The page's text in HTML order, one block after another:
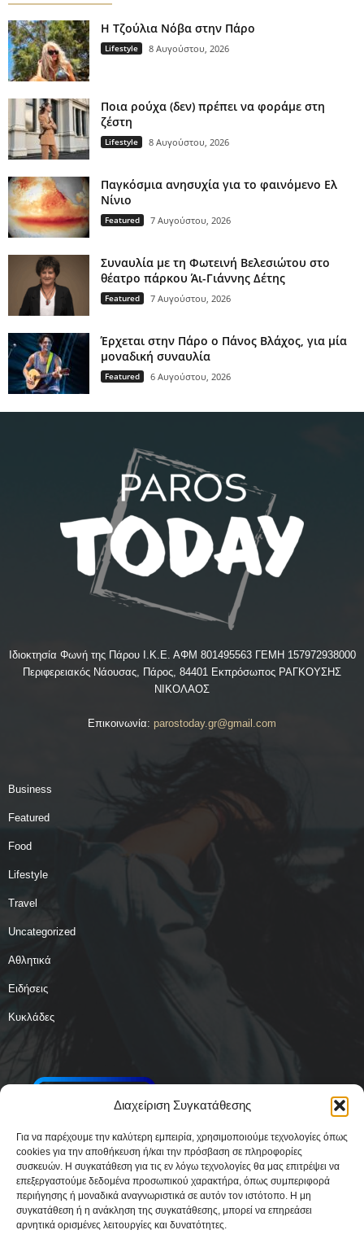
Διαχείριση Συγκατάθεσης
Για να παρέχουμε την καλύτερη εμπειρία, χρησιμοποιούμε τεχνολογίες όπως
cookies για την αποθήκευση ή/και την πρόσβαση σε πληροφορίες
συσκευών. Η συγκατάθεση για τις εν λόγω τεχνολογίες θα μας επιτρέψει να
επεξεργαστούμε δεδομένα προσωπικού χαρακτήρα, όπως συμπεριφορά
περιήγησης ή μοναδικά αναγνωριστικά σε αυτόν τον ιστότοπο. Η μη
συγκατάθεση ή η ανάκληση της συγκατάθεσης, μπορεί να επηρεάσει
αρνητικά ορισμένες λειτουργίες και δυνατότητες.
H Τζούλια Νόβα στην Πάρο
Lifestyle 8 Αυγούστου, 2026
Ποια ρούχα (δεν) πρέπει να φοράμε στη
ζέστη
Lifestyle 8 Αυγούστου, 2026
Παγκόσμια ανησυχία για το φαινόμενο Ελ
Νίνιο
Featured 7 Αυγούστου, 2026
Συναυλία με τη Φωτεινή Βελεσιώτου στο
θέατρο πάρκου Άι-Γιάννης Δέτης
Featured 7 Αυγούστου, 2026
Έρχεται στην Πάρο ο Πάνος Βλάχος, για μία
μοναδική συναυλία
Featured 6 Αυγούστου, 2026
Ιδιοκτησία Φωνή της Πάρου Ι.Κ.Ε. ΑΦΜ 801495563 ΓΕΜΗ 157972938000
Περιφερειακός Νάουσας, Πάρος, 84401 Εκπρόσωπος ΡΑΓΚΟΥΣΗΣ
ΝΙΚΟΛΑΟΣ
Επικοινωνία: parostoday.gr@gmail.com
Business
Featured
Food
Lifestyle
Travel
Uncategorized
Αθλητικά
Ειδήσεις
Κυκλάδες